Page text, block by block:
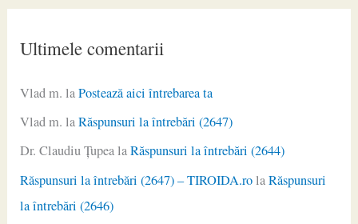
Ultimele comentarii
Vlad m. laPostează aici întrebarea ta
Vlad m. laRăspunsuri la întrebări (2647)
Dr. Claudiu ŢupealaRăspunsuri la întrebări (2644)
Răspunsuri la întrebări (2647) – TIROIDA.rolaRăspunsuri
la întrebări (2646)